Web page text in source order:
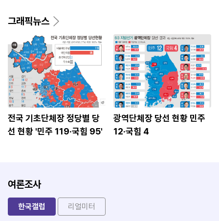
그래픽뉴스
전국 기초단체장 정당별 당
선 현황 '민주 119·국힘 95'
광역단체장 당선 현황 민주
12·국힘 4
여론조사
한국갤럽 리얼미터